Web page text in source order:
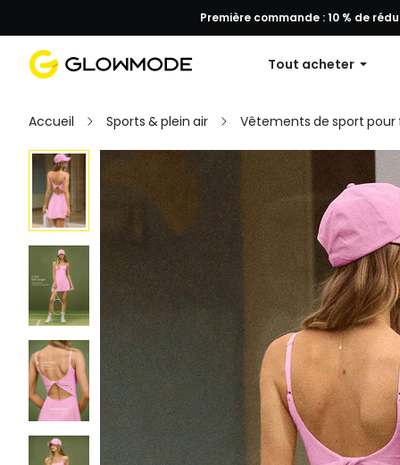
Première commande : 10 % de
Tout acheter
Accueil Sports & plein air Vêtements de sport